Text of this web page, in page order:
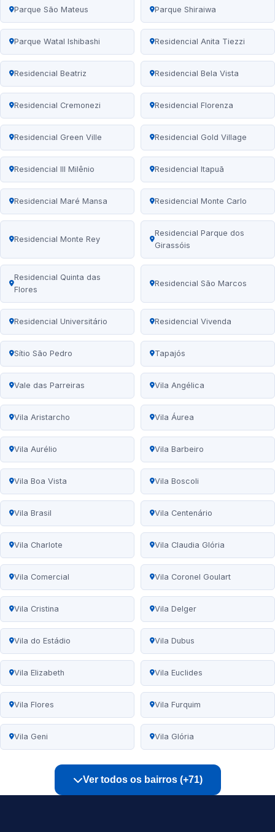
Parque São Mateus Parque Shiraiwa
Parque Watal Ishibashi Residencial Anita Tiezzi
Residencial Beatriz Residencial Bela Vista
Residencial Cremonezi Residencial Florenza
Residencial Green Ville Residencial Gold Village
Residencial III Milênio Residencial Itapuã
Residencial Maré Mansa Residencial Monte Carlo
Residencial Monte Rey
Residencial Parque dos
Girassóis
Residencial Quinta das
Flores
Residencial São Marcos
Residencial Universitário Residencial Vivenda
Sítio São Pedro Tapajós
Vale das Parreiras Vila Angélica
Vila Aristarcho Vila Áurea
Vila Aurélio Vila Barbeiro
Vila Boa Vista Vila Boscoli
Vila Brasil Vila Centenário
Vila Charlote Vila Claudia Glória
Vila Comercial Vila Coronel Goulart
Vila Cristina Vila Delger
Vila do Estádio Vila Dubus
Vila Elizabeth Vila Euclides
Vila Flores Vila Furquim
Vila Geni Vila Glória
Ver todos os bairros (+71)